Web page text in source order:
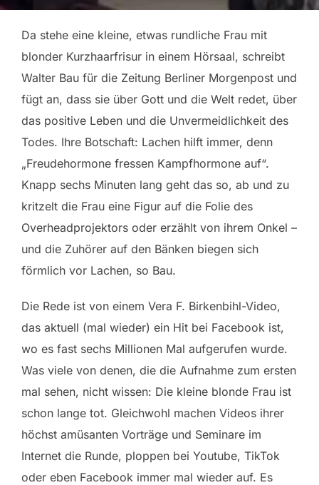
Da stehe eine kleine, etwas rundliche Frau mit
blonder Kurzhaarfrisur in einem Hörsaal, schreibt
Walter Bau für die Zeitung Berliner Morgenpost und
fügt an, dass sie über Gott und die Welt redet, über
das positive Leben und die Unvermeidlichkeit des
Todes. Ihre Botschaft: Lachen hilft immer, denn
„Freudehormone fressen Kampfhormone auf“.
Knapp sechs Minuten lang geht das so, ab und zu
kritzelt die Frau eine Figur auf die Folie des
Overheadprojektors oder erzählt von ihrem Onkel –
und die Zuhörer auf den Bänken biegen sich
förmlich vor Lachen, so Bau.
Die Rede ist von einem Vera F. Birkenbihl-Video,
das aktuell (mal wieder) ein Hit bei Facebook ist,
wo es fast sechs Millionen Mal aufgerufen wurde.
Was viele von denen, die die Aufnahme zum ersten
mal sehen, nicht wissen: Die kleine blonde Frau ist
schon lange tot. Gleichwohl machen Videos ihrer
höchst amüsanten Vorträge und Seminare im
Internet die Runde, ploppen bei Youtube, TikTok
oder eben Facebook immer mal wieder auf. Es